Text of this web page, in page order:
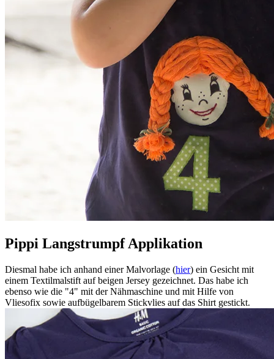
Pippi Langstrumpf Applikation
Diesmal habe ich anhand einer Malvorlage (hier) ein Gesicht mit
einem Textilmalstift auf beigen Jersey gezeichnet. Das habe ich
ebenso wie die "4" mit der Nähmaschine und mit Hilfe von
Vliesofix sowie aufbügelbarem Stickvlies auf das Shirt gestickt.